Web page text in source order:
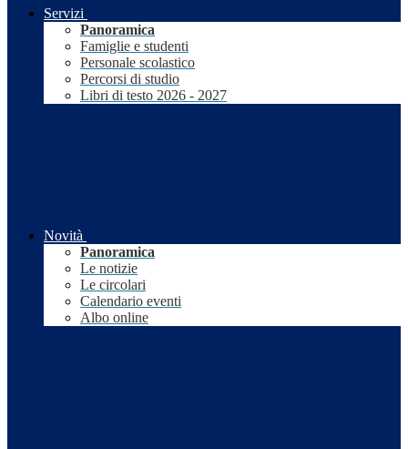
Servizi
Panoramica
Famiglie e studenti
Personale scolastico
Percorsi di studio
Libri di testo 2026 - 2027
Novità
Panoramica
Le notizie
Le circolari
Calendario eventi
Albo online